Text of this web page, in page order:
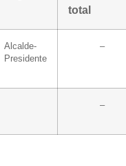
total
Alcalde-
Presidente
–
–